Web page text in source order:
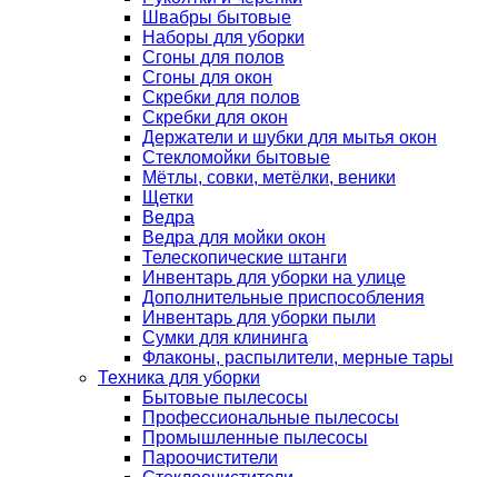
Швабры бытовые
Наборы для уборки
Сгоны для полов
Сгоны для окон
Скребки для полов
Скребки для окон
Держатели и шубки для мытья окон
Стекломойки бытовые
Мётлы, совки, метёлки, веники
Щетки
Ведра
Ведра для мойки окон
Телескопические штанги
Инвентарь для уборки на улице
Дополнительные приспособления
Инвентарь для уборки пыли
Сумки для клининга
Флаконы, распылители, мерные тары
Техника для уборки
Бытовые пылесосы
Профессиональные пылесосы
Промышленные пылесосы
Пароочистители